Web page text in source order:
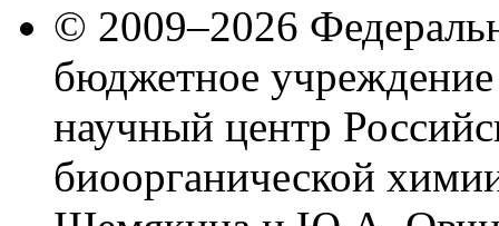
© 2009–2026
бюджетное
научный центр
биоорганической